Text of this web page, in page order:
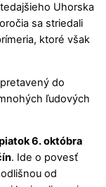
Uhorska
sa striedali
ktoré však
do
ľudových
6. októbra
. Ide o povesť
od